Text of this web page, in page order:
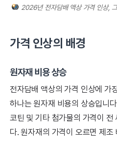
2026년 전자담배 액상 가격 인상,
가격 인상의 배경
원자재 비용 상승
전자담배 액상의 가격 인상에 가
하나는 원자재 비용의 상승입니
코틴 및 기타 첨가물의 가격이 전
다. 원자재의 가격이 오르면 제